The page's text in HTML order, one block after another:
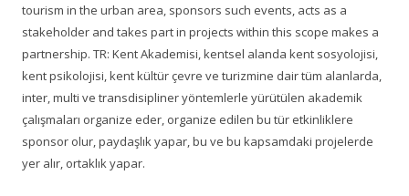
tourism in the urban area, sponsors such events, acts as a
stakeholder and takes part in projects within this scope makes a
partnership. TR: Kent Akademisi, kentsel alanda kent sosyolojisi,
kent psikolojisi, kent kültür çevre ve turizmine dair tüm alanlarda,
inter, multi ve transdisipliner yöntemlerle yürütülen akademik
çalışmaları organize eder, organize edilen bu tür etkinliklere
sponsor olur, paydaşlık yapar, bu ve bu kapsamdaki projelerde
yer alır, ortaklık yapar.